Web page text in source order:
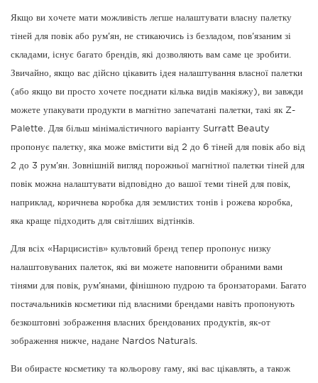
Якщо ви хочете мати можливість легше налаштувати власну палетку
тіней для повік або рум'ян, не стикаючись із безладом, пов'язаним зі
складами, існує багато брендів, які дозволяють вам саме це зробити.
Звичайно, якщо вас дійсно цікавить ідея налаштування власної палетки
(або якщо ви просто хочете поєднати кілька видів макіяжу), ви завжди
можете упакувати продукти в магнітно запечатані палетки, такі як Z-
Palette. Для більш мінімалістичного варіанту Surratt Beauty
пропонує палетку, яка може вмістити від 2 до 6 тіней для повік або від
2 до 3 рум'ян. Зовнішній вигляд порожньої магнітної палетки тіней для
повік можна налаштувати відповідно до вашої теми тіней для повік,
наприклад, коричнева коробка для землистих тонів і рожева коробка,
яка краще підходить для світліших відтінків.
Для всіх «Нарцисистів» культовий бренд тепер пропонує низку
налаштовуваних палеток, які ви можете наповнити обраними вами
тінями для повік, рум’янами, фінішною пудрою та бронзаторами. Багато
постачальників косметики під власними брендами навіть пропонують
безкоштовні зображення власних брендованих продуктів, як-от
зображення нижче, надане Nardos Naturals.
Ви обираєте косметику та кольорову гаму, які вас цікавлять, а також